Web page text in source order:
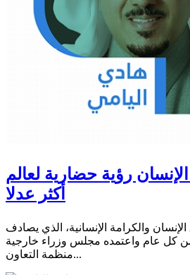
رؤية حضارية لعالم
أكثر عدلا
والكرامة الإنسانية، الذي يصادف
عام واعتمده مجلس وزراء خارجية
منظمة التعاون...